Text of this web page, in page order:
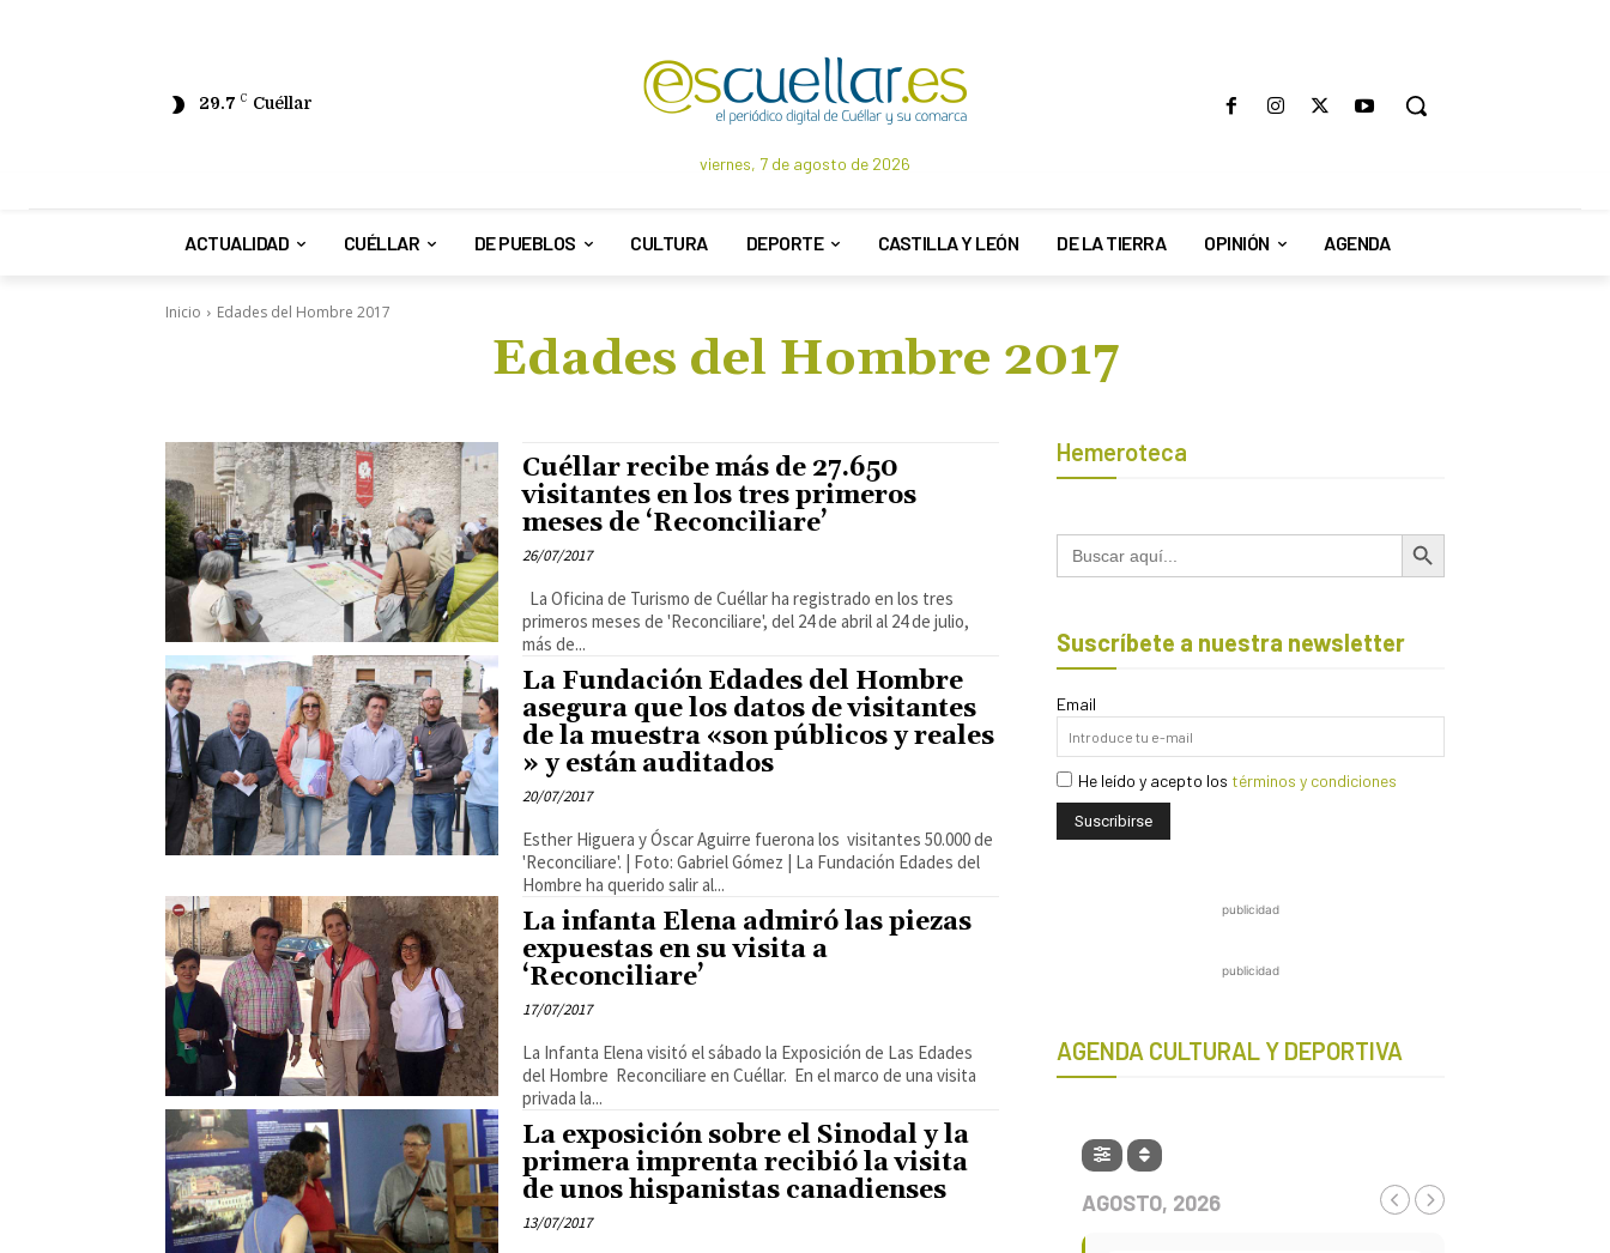
29.7 C Cuéllar
viernes, 7 de agosto de 2026
ACTUALIDAD CUÉLLAR DE PUEBLOS CULTURA DEPORTE CASTILLA Y LEÓN DE LA TIERRA OPINIÓN AGENDA
Inicio Edades del Hombre 2017
Edades del Hombre 2017
Cuéllar recibe más de 27.650
visitantes en los tres primeros
meses de ‘Reconciliare’
26/07/2017
primeros meses de 'Reconciliare', del 24 de abril al 24 de julio,
más de...
La Fundación Edades del Hombre
asegura que los datos de visitantes
de la muestra «son públicos y reales
» y están auditados
20/07/2017
Esther Higuera y Óscar Aguirre fuerona los visitantes 50.000 de
'Reconciliare'. | Foto: Gabriel Gómez | La Fundación Edades del
Hombre ha querido salir al...
La infanta Elena admiró las piezas
expuestas en su visita a
‘Reconciliare’
17/07/2017
La Infanta Elena visitó el sábado la Exposición de Las Edades
del Hombre Reconciliare en Cuéllar. En el marco de una visita
privada la...
La exposición sobre el Sinodal y la
primera imprenta recibió la visita
de unos hispanistas canadienses
13/07/2017
Hemeroteca
Buscar: Botón de búsqueda
Suscríbete a nuestra newsletter
Email
He leído y acepto los términos y condiciones
publicidad
publicidad
AGENDA CULTURAL Y DEPORTIVA
AGOSTO, 2026